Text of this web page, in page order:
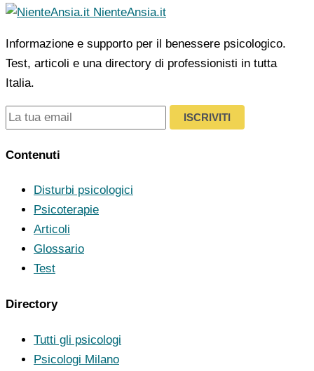
NienteAnsia.it
Informazione e supporto per il benessere psicologico.
Test, articoli e una directory di professionisti in tutta
Italia.
ISCRIVITI
Contenuti
Disturbi psicologici
Psicoterapie
Articoli
Glossario
Test
Directory
Tutti gli psicologi
Psicologi Milano